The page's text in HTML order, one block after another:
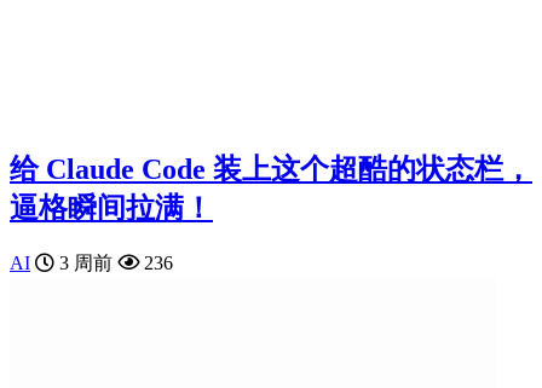
给 Claude Code 装上这个超酷的状态栏，
逼格瞬间拉满！
AI 3 周前 236